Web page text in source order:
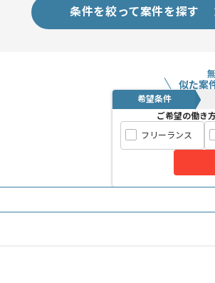
条件を絞って案件を探す
似た案
希望条件
ご希望の働き
フリーランス